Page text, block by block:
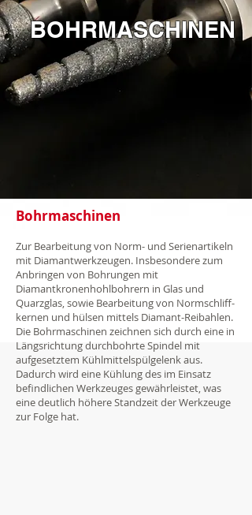
BOHRMASCHINEN
Bohrmaschinen
Zur Bearbeitung von Norm- und Serienartikeln
mit Diamantwerkzeugen. Insbesondere zum
Anbringen von Bohrungen mit
Diamantkronenhohlbohrern in Glas und
Quarzglas, sowie Bearbeitung von Normschliff-
kernen und hülsen mittels Diamant-Reibahlen.
Die Bohrmaschinen zeichnen sich durch eine in
Längsrichtung durchbohrte Spindel mit
aufgesetztem Kühlmittelspülgelenk aus.
Dadurch wird eine Kühlung des im Einsatz
befindlichen Werkzeuges gewährleistet, was
eine deutlich höhere Standzeit der Werkzeuge
zur Folge hat.